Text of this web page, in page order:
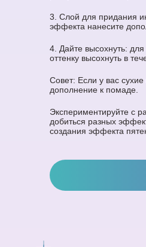
3. Слой для придания
эффекта нанесите
4. Дайте высохнуть:
оттенку высохнуть в
Совет: Если у вас
дополнение к помаде.
Экспериментируйте с
добиться разных
создания эффекта